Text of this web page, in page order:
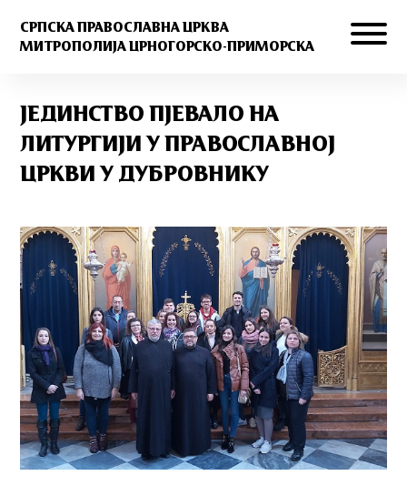
СРПСКА ПРАВОСЛАВНА ЦРКВА
МИТРОПОЛИЈА ЦРНОГОРСКО-ПРИМОРСКА
ЈЕДИНСТВО ПЈЕВАЛО НА
ЛИТУРГИЈИ У ПРАВОСЛАВНОЈ
ЦРКВИ У ДУБРОВНИКУ